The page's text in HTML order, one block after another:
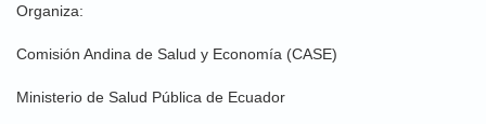
Organiza:
Comisión Andina de Salud y Economía (CASE)
Ministerio de Salud Pública de Ecuador